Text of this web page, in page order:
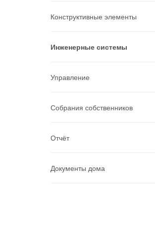
Конструктивные элементы
Инженерные системы
Управление
Собрания собственников
Отчёт
Документы дома